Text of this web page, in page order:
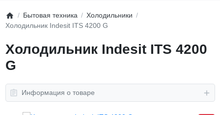
Бытовая техника
Холодильники
Холодильник Indesit ITS 4200 G
Холодильник Indesit ITS 4200
G
Информация о товаре